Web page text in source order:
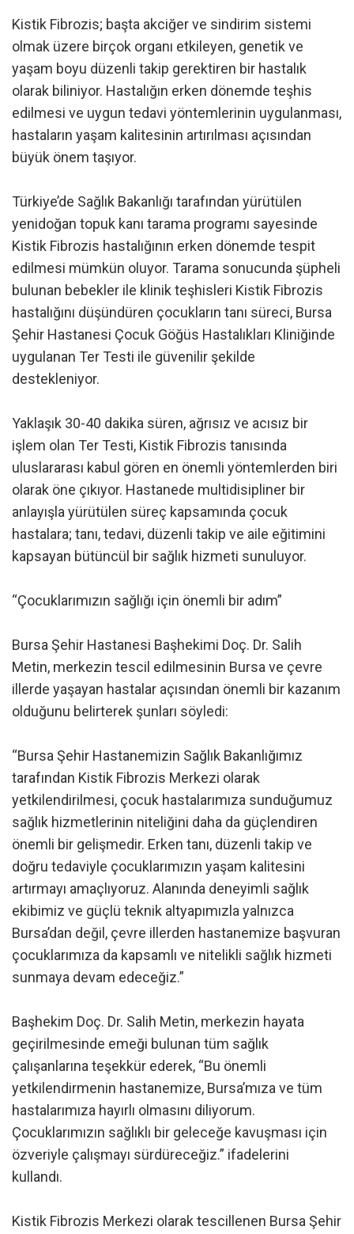
Kistik Fibrozis; başta akciğer ve sindirim sistemi
olmak üzere birçok organı etkileyen, genetik ve
yaşam boyu düzenli takip gerektiren bir hastalık
olarak biliniyor. Hastalığın erken dönemde teşhis
edilmesi ve uygun tedavi yöntemlerinin uygulanması,
hastaların yaşam kalitesinin artırılması açısından
büyük önem taşıyor.
Türkiye’de Sağlık Bakanlığı tarafından yürütülen
yenidoğan topuk kanı tarama programı sayesinde
Kistik Fibrozis hastalığının erken dönemde tespit
edilmesi mümkün oluyor. Tarama sonucunda şüpheli
bulunan bebekler ile klinik teşhisleri Kistik Fibrozis
hastalığını düşündüren çocukların tanı süreci, Bursa
Şehir Hastanesi Çocuk Göğüs Hastalıkları Kliniğinde
uygulanan Ter Testi ile güvenilir şekilde
destekleniyor.
Yaklaşık 30-40 dakika süren, ağrısız ve acısız bir
işlem olan Ter Testi, Kistik Fibrozis tanısında
uluslararası kabul gören en önemli yöntemlerden biri
olarak öne çıkıyor. Hastanede multidisipliner bir
anlayışla yürütülen süreç kapsamında çocuk
hastalara; tanı, tedavi, düzenli takip ve aile eğitimini
kapsayan bütüncül bir sağlık hizmeti sunuluyor.
“Çocuklarımızın sağlığı için önemli bir adım”
Bursa Şehir Hastanesi Başhekimi Doç. Dr. Salih
Metin, merkezin tescil edilmesinin Bursa ve çevre
illerde yaşayan hastalar açısından önemli bir kazanım
olduğunu belirterek şunları söyledi:
“Bursa Şehir Hastanemizin Sağlık Bakanlığımız
tarafından Kistik Fibrozis Merkezi olarak
yetkilendirilmesi, çocuk hastalarımıza sunduğumuz
sağlık hizmetlerinin niteliğini daha da güçlendiren
önemli bir gelişmedir. Erken tanı, düzenli takip ve
doğru tedaviyle çocuklarımızın yaşam kalitesini
artırmayı amaçlıyoruz. Alanında deneyimli sağlık
ekibimiz ve güçlü teknik altyapımızla yalnızca
Bursa’dan değil, çevre illerden hastanemize başvuran
çocuklarımıza da kapsamlı ve nitelikli sağlık hizmeti
sunmaya devam edeceğiz.”
Başhekim Doç. Dr. Salih Metin, merkezin hayata
geçirilmesinde emeği bulunan tüm sağlık
çalışanlarına teşekkür ederek, “Bu önemli
yetkilendirmenin hastanemize, Bursa’mıza ve tüm
hastalarımıza hayırlı olmasını diliyorum.
Çocuklarımızın sağlıklı bir geleceğe kavuşması için
özveriyle çalışmayı sürdüreceğiz.” ifadelerini
kullandı.
Kistik Fibrozis Merkezi olarak tescillenen Bursa Şehir